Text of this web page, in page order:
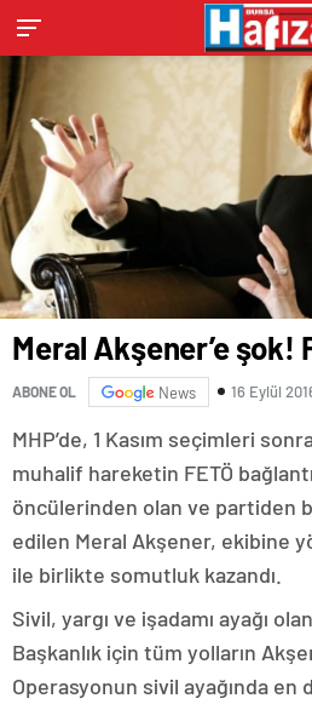
Meral Akşener’e şok!
ABONE OL News 16 Eylül
MHP’de, 1 Kasım seçimleri
muhalif hareketin FETÖ
öncülerinden olan ve partiden
edilen Meral Akşener, ekibine
ile birlikte somutluk kazandı.
Sivil, yargı ve işadamı ayağı
Başkanlık için tüm yolların
Operasyonun sivil ayağında